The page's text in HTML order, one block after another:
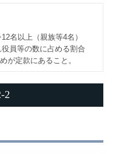
名以上（親族等4名）
員等の数に占める割合
が定款にあること。
2